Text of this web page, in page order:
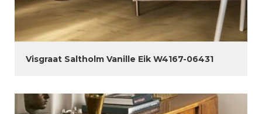
Visgraat Saltholm Vanille Eik W4167-06431